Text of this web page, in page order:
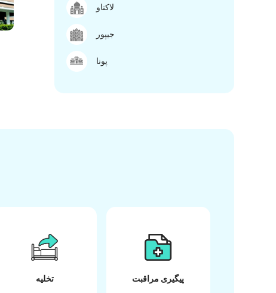
لاکناو
جیپور
پونا
تخلیه پیگیری مراقبت